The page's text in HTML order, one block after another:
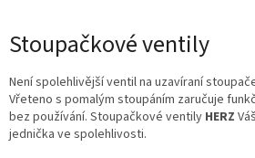
Stoupačkové ventily
Není spolehlivější ventil na uzavíraní
Vřeteno s pomalým stoupáním zaručuje
bez používání. Stoupačkové ventily HERZ
jednička ve spolehlivosti.